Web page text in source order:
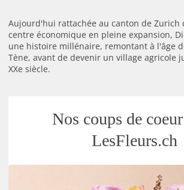
Aujourd'hui rattachée au canton de Zurich
centre économique en pleine expansion,
une histoire millénaire, remontant à l'âge
Tène, avant de devenir un village agricole
XXe siècle.
Nos coups de
LesFleurs.ch